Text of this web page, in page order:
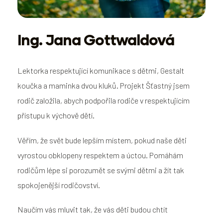
Ing. Jana Gottwaldová
Lektorka respektující komunikace s dětmi, Gestalt
koučka a maminka dvou kluků. Projekt Šťastný jsem
rodič založila, abych podpořila rodiče v respektujícím
přístupu k výchově dětí.
Věřím, že svět bude lepším místem, pokud naše děti
vyrostou obklopeny respektem a úctou. Pomáhám
rodičům lépe si porozumět se svými dětmi a žít tak
spokojenější rodičovství.
Naučím vás mluvit tak, že vás děti budou chtít